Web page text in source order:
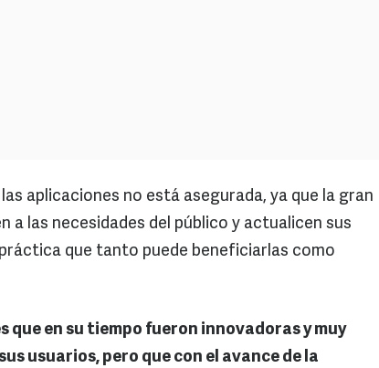
aplicaciones no está asegurada, ya que la gran
a las necesidades del público y actualicen sus
que tanto puede beneficiarlas como
que en su tiempo fueron innovadoras y muy
usuarios, pero que con el avance de la